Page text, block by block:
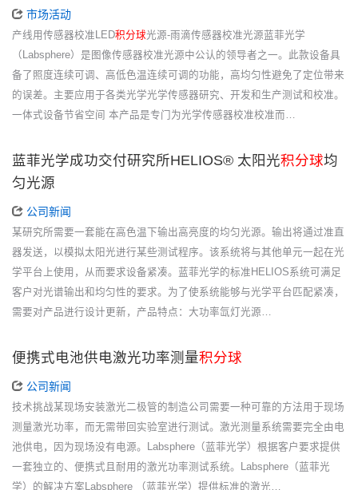
市场活动
产线用传感器校准LED积分球光源-雨滴传感器校准光源蓝菲光学
（Labsphere）是图像传感器校准光源中公认的领导者之一。此款设备具
备了照度连续可调、高低色温连续可调的功能，高均匀性避免了定位带来
的误差。主要应用于各类光学光学传感器研究、开发和生产测试和校准。
一体式设备节省空间 本产品是专门为光学传感器校准校准而…
蓝菲光学成功交付研究所HELIOS® 太阳光积分球均
匀光源
公司新闻
某研究所需要一套能在高色温下输出高亮度的均匀光源。输出将通过准直
器发送，以模拟太阳光进行某些测试程序。该系统将与其他单元一起在光
学平台上使用，从而要求设备紧凑。蓝菲光学的标准HELIOS系统可满足
客户对光谱输出和均匀性的要求。为了使系统能够与光学平台匹配紧凑，
需要对产品进行设计更新，产品特点：大功率氙灯光源…
便携式电池供电激光功率测量积分球
公司新闻
技术挑战某现场安装激光二极管的制造公司需要一种可靠的方法用于现场
测量激光功率，而无需带回实验室进行测试。激光测量系统需要完全由电
池供电，因为现场没有电源。Labsphere（蓝菲光学）根据客户要求提供
一套独立的、便携式且耐用的激光功率测试系统。Labsphere（蓝菲光
学）的解决方案Labsphere （蓝菲光学）提供标准的激光…